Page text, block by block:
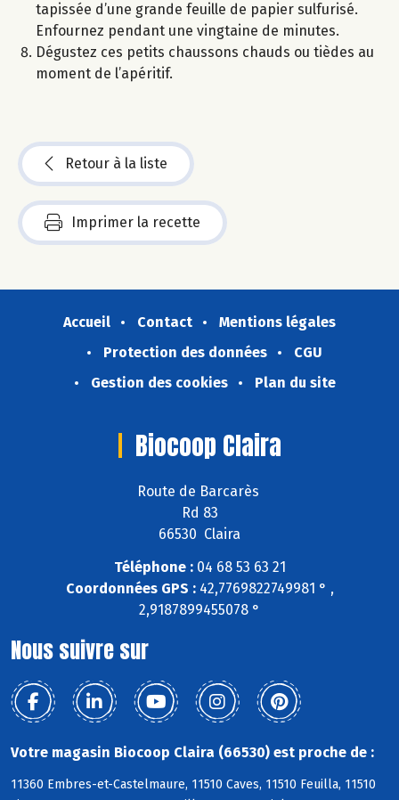
tapissée d’une grande feuille de papier sulfurisé.
Enfournez pendant une vingtaine de minutes.
Dégustez ces petits chaussons chauds ou tièdes au
moment de l’apéritif.
Retour à la liste
Imprimer la recette
Accueil Contact
Mentions légales
Protection des données
CGU
Gestion des cookies
Plan du site
Biocoop Claira
Route de Barcarès
Rd 83
66530 Claira
Téléphone :04 68 53 63 21
Coordonnées GPS :42,7769822749981 ° ,
2,9187899455078 °
Nous suivre sur
Votre magasin Biocoop Claira (66530) est proche de :
11360 Embres-et-Castelmaure, 11510 Caves, 11510 Feuilla, 11510